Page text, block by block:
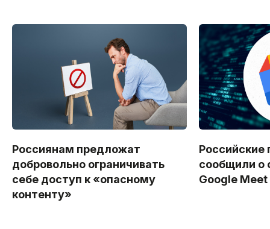
Россиянам предложат
добровольно ограничивать
себе доступ к «опасному
контенту»
Российские
сообщили о
Google Meet